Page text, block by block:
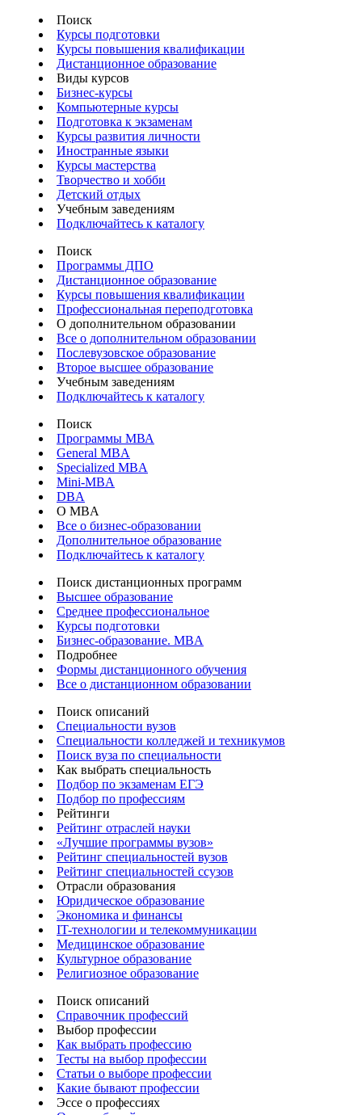
Поиск
Курсы подготовки
Курсы повышения квалификации
Дистанционное образование
Виды курсов
Бизнес-курсы
Компьютерные курсы
Подготовка к экзаменам
Курсы развития личности
Иностранные языки
Курсы мастерства
Творчество и хобби
Детский отдых
Учебным заведениям
Подключайтесь к каталогу
Поиск
Программы ДПО
Дистанционное образование
Курсы повышения квалификации
Профессиональная переподготовка
О дополнительном образовании
Все о дополнительном образовании
Послевузовское образование
Второе высшее образование
Учебным заведениям
Подключайтесь к каталогу
Поиск
Программы МВА
General MBA
Specialized MBA
Mini-MBA
DBA
О MBA
Все о бизнес-образовании
Дополнительное образование
Подключайтесь к каталогу
Поиск дистанционных программ
Высшее образование
Среднее профессиональное
Курсы подготовки
Бизнес-образование. MBA
Подробнее
Формы дистанционного обучения
Все о дистанционном образовании
Поиск описаний
Специальности вузов
Специальности колледжей и техникумов
Поиск вуза по специальности
Как выбрать специальность
Подбор по экзаменам ЕГЭ
Подбор по профессиям
Рейтинги
Рейтинг отраслей науки
«Лучшие программы вузов»
Рейтинг специальностей вузов
Рейтинг специальностей ссузов
Отрасли образования
Юридическое образование
Экономика и финансы
IT-технологии и телекоммуникации
Медицинское образование
Культурное образование
Религиозное образование
Поиск описаний
Справочник профессий
Выбор профессии
Как выбрать профессию
Тесты на выбор профессии
Статьи о выборе профессии
Какие бывают профессии
Эссе о профессиях